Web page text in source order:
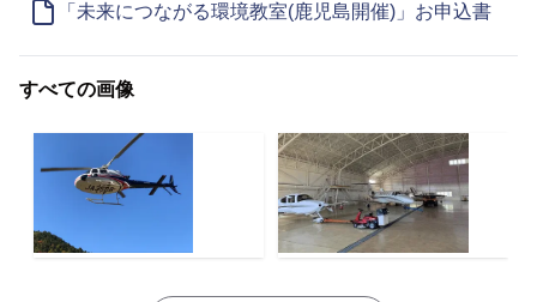
「未来につながる環境教室(鹿児島開催)」お申込書
すべての画像